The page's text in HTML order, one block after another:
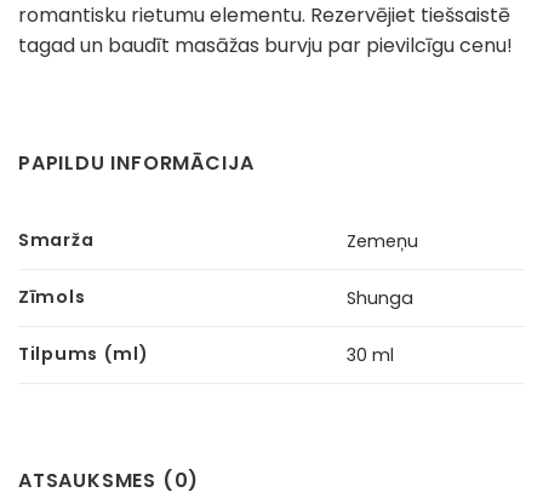
romantisku rietumu elementu. Rezervējiet tiešsaistē
tagad un baudīt masāžas burvju par pievilcīgu cenu!
PAPILDU INFORMĀCIJA
Smarža Zemeņu
Zīmols Shunga
Tilpums (ml) 30 ml
ATSAUKSMES (0)